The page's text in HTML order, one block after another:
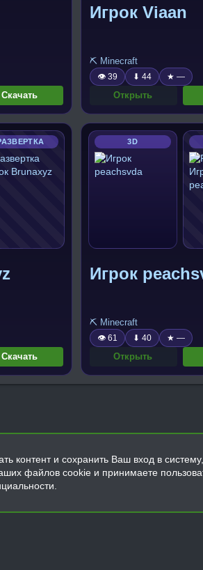
Скачать
Игрок Viaan
⛏️ Minecraft
👁 39 ⬇ 44 ★ —
Открыть
Скачать
3D
Игрок
⛏️ Minecraft
👁 61 ⬇ 40 ★ —
Открыть
и сохранить Ваш вход в
файлов cookie и принимаете